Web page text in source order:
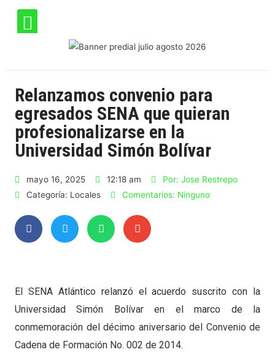
Relanzamos convenio para
egresados SENA que quieran
profesionalizarse en la
Universidad Simón Bolívar
mayo 16, 2025 12:18 am Por: Jose Restrepo
Categoría: Locales Comentarios: Ninguno
El SENA Atlántico relanzó el acuerdo suscrito con la
Universidad Simón Bolívar en el marco de la
conmemoración del décimo aniversario del Convenio de
Cadena de Formación No. 002 de 2014.